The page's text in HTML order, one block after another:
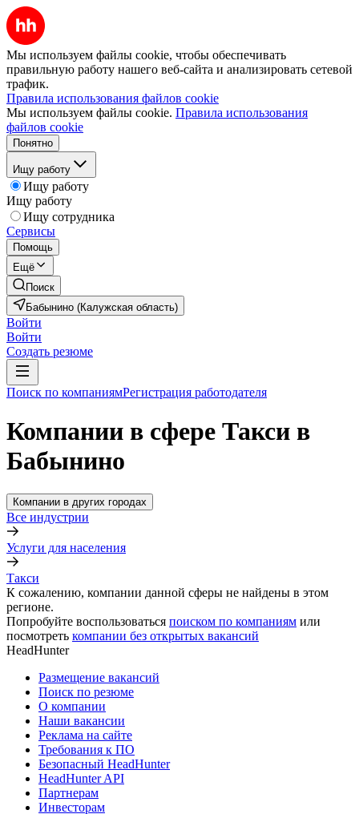
Мы используем файлы cookie, чтобы обеспечивать
правильную работу нашего веб-сайта и анализировать сетевой
трафик.
Правила использования файлов cookie
Мы используем файлы cookie. Правила использования
файлов cookie
Понятно
Ищу работу
Ищу работу
Ищу работу
Ищу сотрудника
Сервисы
Помощь
Ещё
Поиск
Бабынино (Калужская область)
Войти
Войти
Создать резюме
Поиск по компаниямРегистрация работодателя
Компании в сфере Такси в
Бабынино
Компании в других городах
Все индустрии
Услуги для населения
Такси
К сожалению, компании данной сферы не найдены в этом
регионе.
Попробуйте воспользоваться поиском по компаниям или
посмотреть компании без открытых вакансий
HeadHunter
Размещение вакансий
Поиск по резюме
О компании
Наши вакансии
Реклама на сайте
Требования к ПО
Безопасный HeadHunter
HeadHunter API
Партнерам
Инвесторам